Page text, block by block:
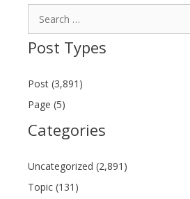
Post Types
Post (3,891)
Page (5)
Categories
Uncategorized (2,891)
Topic (131)